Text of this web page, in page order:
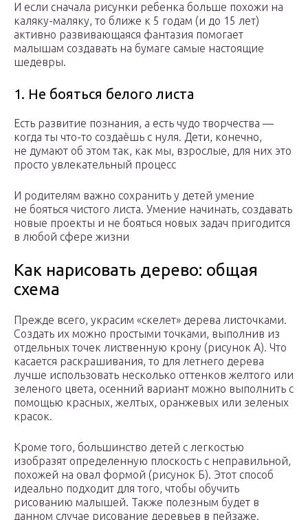
И если сначала рисунки ребенка больше похожи на
каляку-маляку, то ближе к 5 годам (и до 15 лет)
активно развивающаяся фантазия помогает
малышам создавать на бумаге самые настоящие
шедевры.
1. Не бояться белого листа
Есть развитие познания, а есть чудо творчества —
когда ты что-то создаёшь с нуля. Дети, конечно,
не думают об этом так, как мы, взрослые, для них это
просто увлекательный процесс
И родителям важно сохранить у детей умение
не бояться чистого листа. Умение начинать, создавать
новые проекты и не бояться новых задач пригодится
в любой сфере жизни
Как нарисовать дерево: общая
схема
Прежде всего, украсим «скелет» дерева листочками.
Создать их можно простыми точками, выполнив из
отдельных точек лиственную крону (рисунок А). Что
касается раскрашивания, то для летнего дерева
лучше использовать несколько оттенков желтого или
зеленого цвета, осенний вариант можно выполнить с
помощью красных, желтых, оранжевых или зеленых
красок.
Кроме того, большинство детей с легкостью
изобразят определенную плоскость с неправильной,
похожей на овал формой (рисунок Б). Этот способ
идеально подходит для того, чтобы обучить
рисованию малышей. Также полезным будет в
данном случае рисование деревьев в пейзаже.